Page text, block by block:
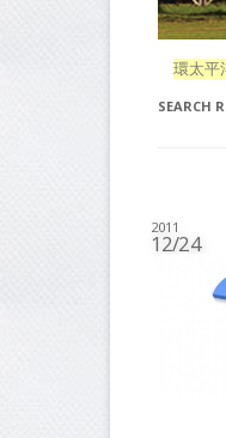
環太平
SEARCH
2011
12/24